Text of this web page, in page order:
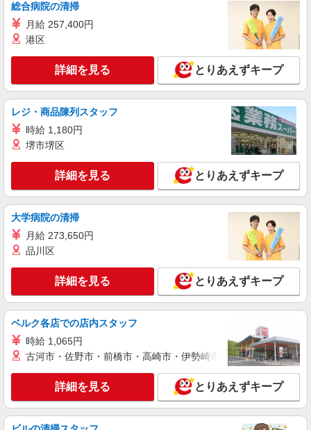
株式会社グランベルホテル 洞爺サンパレスリゾート＆スパ
フロント
時給1,100円＋交通費規定支給（上限35,000円
迄／月）
洞爺サンパレスリゾート＆スパ 北海道有珠郡
壮瞥町字洞爺湖温泉7-1
キープ 詳細を見る
アルバイト パート
株式会社グランベルホテル 洞爺サンパレスリゾート＆スパ
調理スタッフ
時給1,100円＋交通費規定支給（上限35,000円
北海道有珠郡壮瞥町字洞爺湖温泉7-1
詳細を見る
総合病院の清掃
月給 257,400円
港区
詳細を見る とりあえずキープ
レジ・商品陳列スタッフ
時給 1,180円
堺市堺区
詳細を見る とりあえずキープ
大学病院の清掃
月給 273,650円
品川区
詳細を見る とりあえずキープ
ベルク各店での店内スタッフ
時給 1,065円
古河市・佐野市・前橋市・高崎市・伊勢崎市・太田市・館林市
詳細を見る とりあえずキープ